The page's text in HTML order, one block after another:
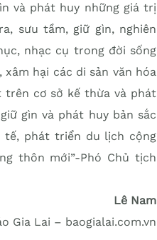
và phát huy những giá trị
sưu tầm, giữ gìn, nghiên
nhạc cụ trong đời sống
hại các di sản văn hóa
trên cơ sở kế thừa và phát
gìn và phát huy bản sắc
tế, phát triển du lịch cộng
thôn mới”-Phó Chủ tịch
Lê Nam
Gia Lai – baogialai.com.vn